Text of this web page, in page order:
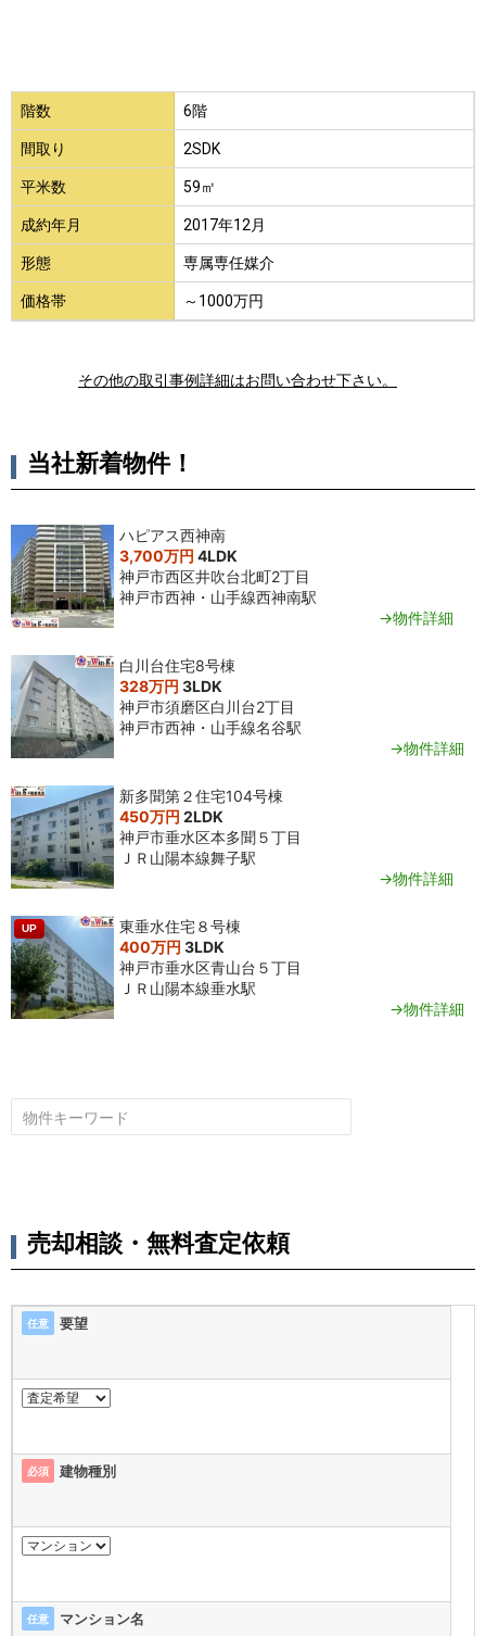
階数 6階
間取り 2SDK
平米数 59㎡
成約年月 2017年12月
形態 専属専任媒介
価格帯 ～1000万円
その他の取引事例詳細はお問い合わせ下さい。
当社新着物件！
ハピアス西神南
3,700万円 4LDK
神戸市西区井吹台北町2丁目
神戸市西神・山手線西神南駅
→物件詳細
白川台住宅8号棟
328万円 3LDK
神戸市須磨区白川台2丁目
神戸市西神・山手線名谷駅
→物件詳細
新多聞第２住宅104号棟
450万円 2LDK
神戸市垂水区本多聞５丁目
ＪＲ山陽本線舞子駅
→物件詳細
UP
東垂水住宅８号棟
400万円 3LDK
神戸市垂水区青山台５丁目
ＪＲ山陽本線垂水駅
→物件詳細
売却相談・無料査定依頼
任意 要望
必須 建物種別
任意 マンション名